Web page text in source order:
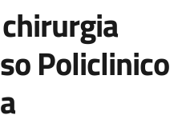
Policlinico